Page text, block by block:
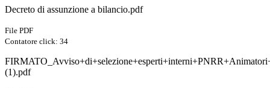
Decreto di assunzione a bilancio.pdf
File PDF
Contatore click: 34
(1).pdf